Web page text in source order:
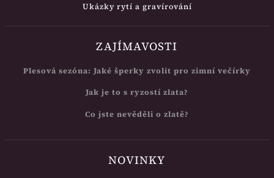
Ukázky rytí a gravírování
ZAJÍMAVOSTI
Plesová sezóna: Jaké šperky zvolit pro zimní večírky
Jak je to s ryzostí zlata?
Co jste nevěděli o zlatě?
NOVINKY